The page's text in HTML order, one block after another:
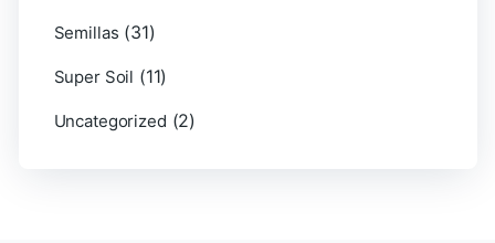
Semillas (31)
Super Soil (11)
Uncategorized (2)